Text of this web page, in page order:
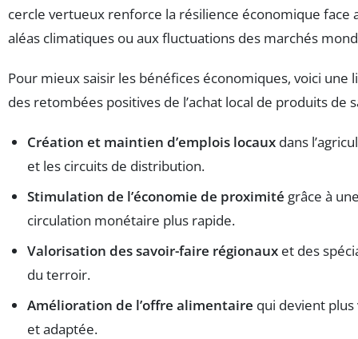
cercle vertueux renforce la résilience économique face
aléas climatiques ou aux fluctuations des marchés
Pour mieux saisir les bénéfices économiques, voici une
des retombées positives de l’achat local de produits de
Création et maintien d’emplois locaux dans
et les circuits de distribution.
Stimulation de l’économie de proximité grâce à
circulation monétaire plus rapide.
Valorisation des savoir-faire régionaux et des
du terroir.
Amélioration de l’offre alimentaire qui devient plus
et adaptée.